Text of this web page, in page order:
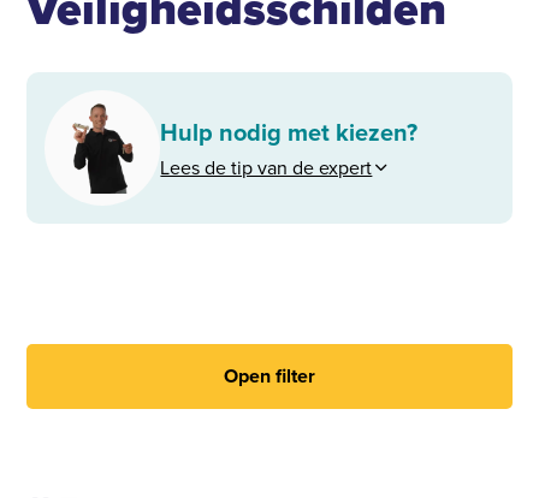
Hulp nodig met kiezen?
Lees de tip van de expert
Open filter